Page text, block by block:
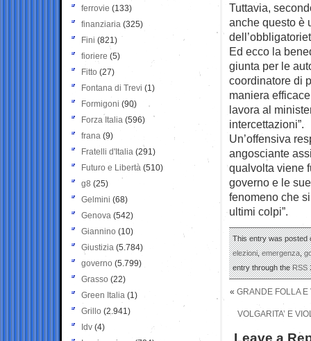
Tuttavia,
anche questo è
Ed ecco la
giunta per le
coordinatore di
maniera
lavora al
intercettazioni”.
Un’offensiva
angosciante
qualvolta viene
governo e le
fenomeno che
ultimi colpi”.
This entry was posted
elezioni,emergenza,
entry through theRSS
« GRANDE FOLLA E
VOLGARITA’ E
Leave a
ferrovie (133)
finanziaria (325)
Fini (821)
fioriere (5)
Fitto (27)
Fontana di Trevi (1)
Formigoni (90)
Forza Italia (596)
frana (9)
Fratelli d'Italia (291)
Futuro e Libertà (510)
g8 (25)
Gelmini (68)
Genova (542)
Giannino (10)
Giustizia (5.784)
governo (5.799)
Grasso (22)
Green Italia (1)
Grillo (2.941)
Idv (4)